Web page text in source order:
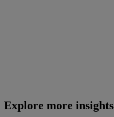
Explore more insights